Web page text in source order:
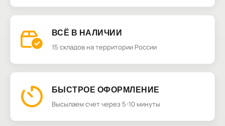
ВСЁ В НАЛИЧИИ
15 складов на территории России
БЫСТРОЕ ОФОРМЛЕНИЕ
Высылаем счет через 5-10 минуты